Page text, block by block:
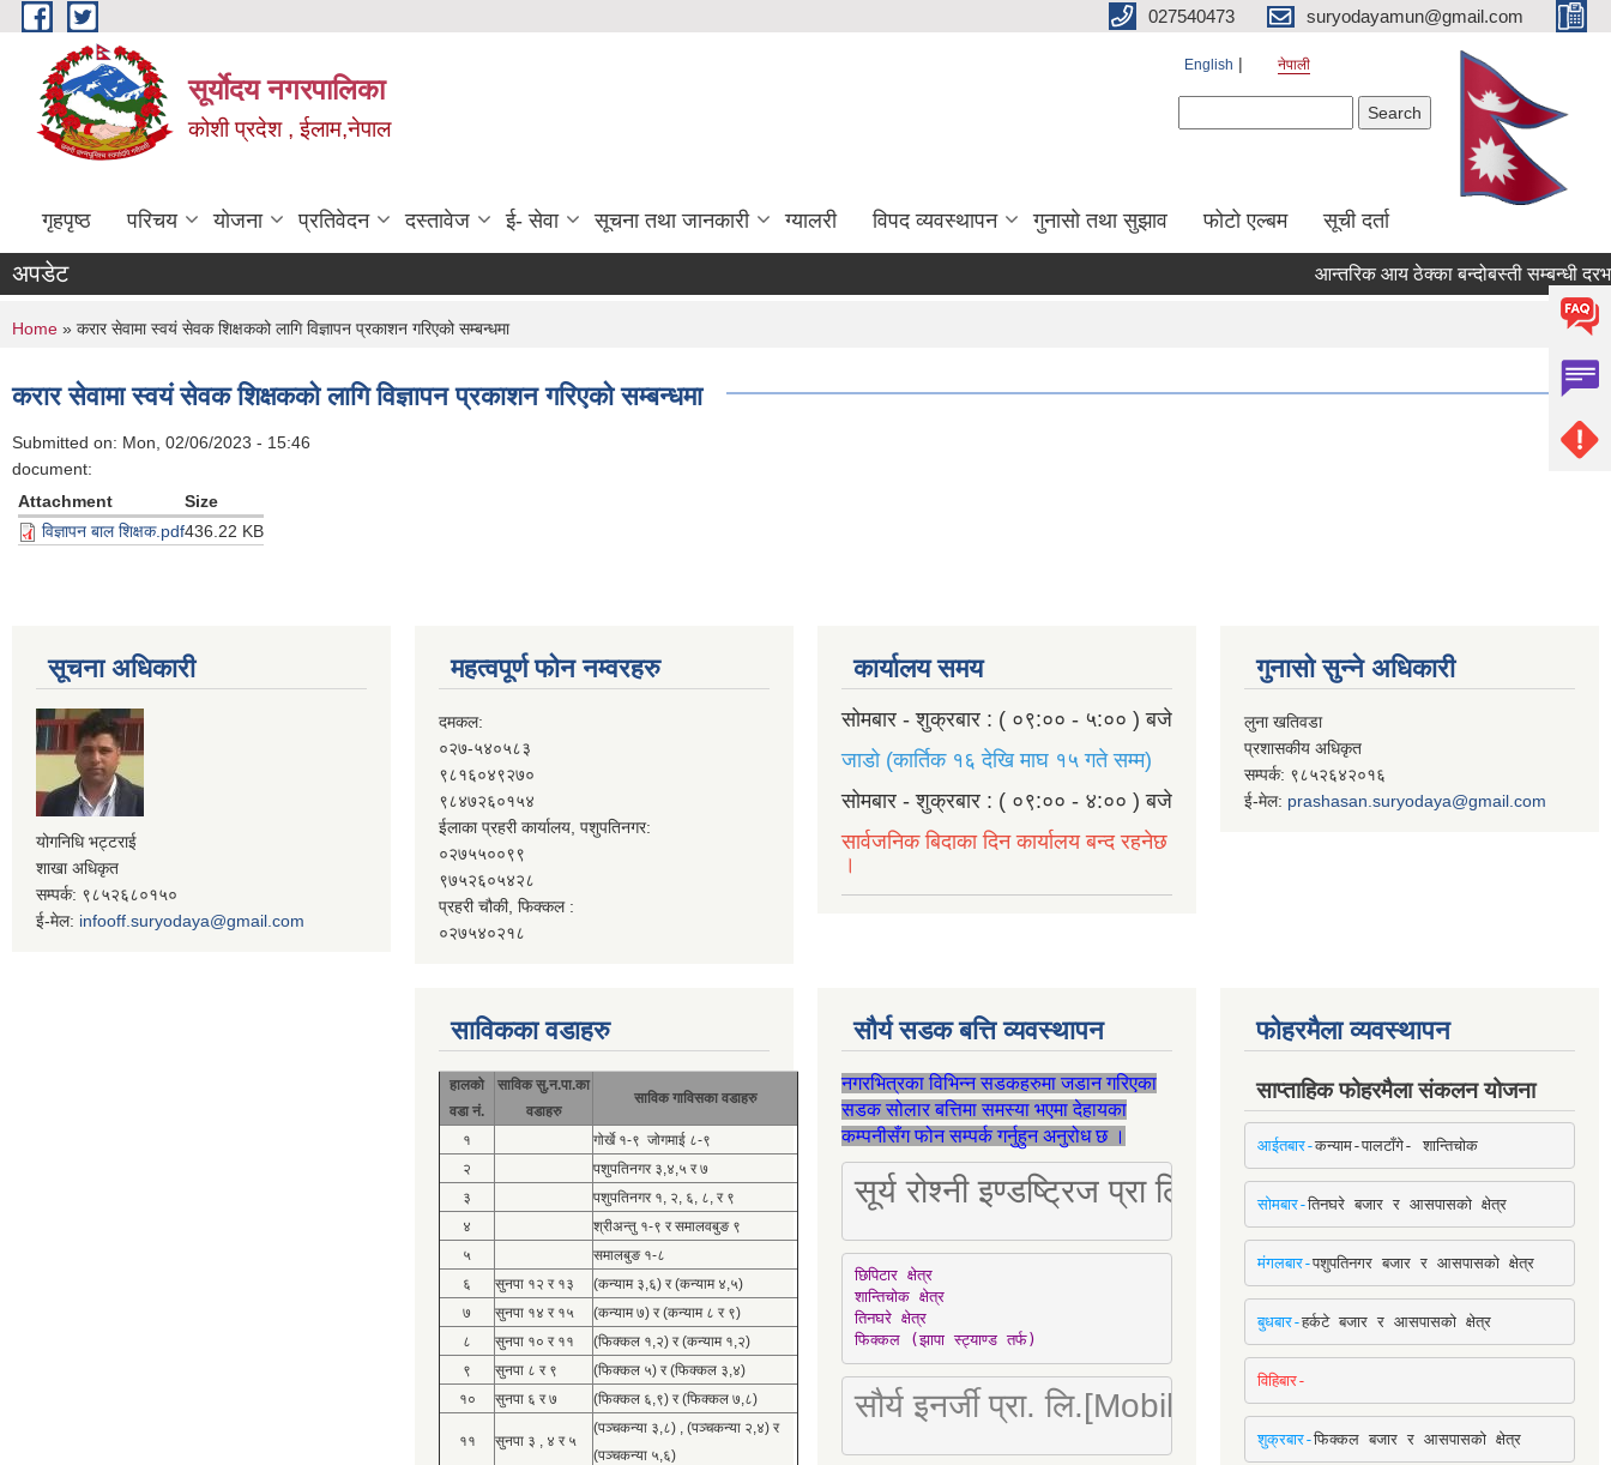
Skip to main content 027540473 suryodayamun@gmail.com
सूर्याेदय नगरपालिका
कोशी प्रदेश , ईलाम,नेपाल
English नेपाली
गृहपृष्ठ परिचय योजना प्रतिवेदन दस्तावेज ई- सेवा सूचना तथा जानकारी ग्यालरी विपद व्यवस्थापन गुनासो तथा सुझाव फोटो एल्बम सूची दर्ता
अपडेट आन्तरिक आय ठेक्का बन्दोबस्ती सम्बन्धी
You are here
Home » करार सेवामा स्वयं सेवक शिक्षकको लागि विज्ञापन प्रकाशन गरिएको सम्बन्धमा
करार सेवामा स्वयं सेवक शिक्षकको लागि विज्ञापन प्रकाशन गरिएको सम्बन्धमा
Submitted on: Mon, 02/06/2023 - 15:46
document:
Attachment
Size
विज्ञापन बाल शिक्षक.pdf436.22 KB
सूचना अधिकारी
योगनिधि भट्टराई
शाखा अधिकृत
सम्पर्क: ९८५२६८०१५०
ई-मेल: infooff.suryodaya@gmail.com
महत्वपूर्ण फोन नम्वरहरु
दमकल:
०२७-५४०५८३
९८१६०४९२७०
९८४७२६०१५४
ईलाका प्रहरी कार्यालय, पशुपतिनगर:
०२७५५००९९
९७५२६०५४२८
प्रहरी चौकी, फिक्कल :
०२७५४०२१८
कार्यालय समय
सोमबार - शुक्रबार : ( ०९:०० - ५:०० ) बजे
जाडो (कार्तिक १६ देखि माघ १५ गते सम्म)
सोमबार - शुक्रबार : ( ०९:०० - ४:०० ) बजे
सार्वजनिक बिदाका दिन कार्यालय बन्द रहनेछ
।
गुनासो सुन्ने अधिकारी
लुना खतिवडा
प्रशासकीय अधिकृत
सम्पर्क: ९८५२६४२०१६
ई-मेल: prashasan.suryodaya@gmail.com
साविकका वडाहरु
हालको
वडा नं.
साविक सु.न.पा.का
वडाहरु
साविक गाविसका वडाहरु
१
गोर्खे १-९ जोगमाई ८-९
२
पशुपतिनगर ३,४,५ र ७
३
पशुपतिनगर १, २, ६, ८, र ९
४
श्रीअन्तु १-९ र समालवबुङ ९
५
समालबुङ १-८
६
सुनपा १२ र १३
(कन्याम ३,६) र (कन्याम ४,५)
७
सुनपा १४ र १५
(कन्याम ७) र (कन्याम ८ र ९)
८
सुनपा १० र ११
(फिक्कल १,२) र (कन्याम १,२)
९
सुनपा ८ र ९
(फिक्कल ५) र (फिक्कल ३,४)
१०
सुनपा ६ र ७ (फिक्कल ६,९) र (फिक्कल ७,८)
११ सुनपा ३ , ४ र ५
(पञ्चकन्या ३,८) , (पञ्चकन्या २,४) र
(पञ्चकन्या ५,६)
सौर्य सडक बत्ति व्यवस्थापन
नगरभित्रका विभिन्न सडकहरुमा जडान गरिएका
सडक सोलार बत्तिमा समस्या भएमा देहायका
कम्पनीसँग फोन सम्पर्क गर्नुहुन अनुरोध छ ।
सूर्य रोश्नी इण्डष्ट्रिज प्रा लि [Mobile: 9851034034]
छिपिटार क्षेत्र
शान्तिचोक क्षेत्र
तिनघरे क्षेत्र
फिक्कल (झापा स्ट्याण्ड तर्फ)
सौर्य इनर्जी प्रा. लि.[Mobile : 9842780266]
फोहरमैला व्यवस्थापन
साप्ताहिक फोहरमैला संकलन योजना
आईतबार-कन्याम-पालटाँगे- शान्तिचोक
सोमबार-तिनघरे बजार र आसपासको क्षेत्र
मंगलबार-पशुपतिनगर बजार र आसपासको क्षेत्र
बुधबार-हर्कटे बजार र आसपासको क्षेत्र
विहिबार-
शुक्रबार-फिक्कल बजार र आसपासको क्षेत्र